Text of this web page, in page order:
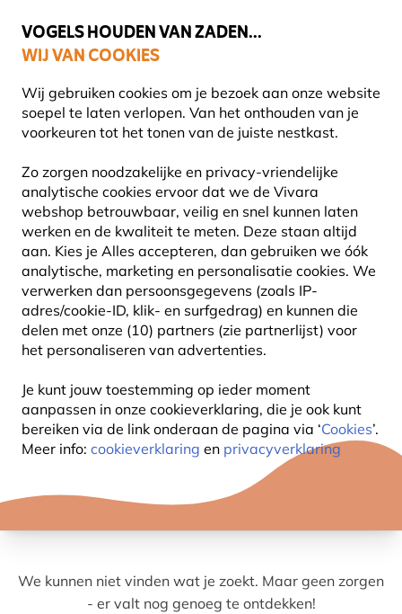
VOGELS HOUDEN VAN ZADEN...
WIJ VAN COOKIES
Wij gebruiken cookies om je bezoek aan onze website
soepel te laten verlopen. Van het onthouden van je
voorkeuren tot het tonen van de juiste nestkast.
Zo zorgen noodzakelijke en privacy-vriendelijke
analytische cookies ervoor dat we de Vivara
webshop betrouwbaar, veilig en snel kunnen laten
werken en de kwaliteit te meten. Deze staan altijd
aan. Kies je Alles accepteren, dan gebruiken we óók
analytische, marketing en personalisatie cookies. We
verwerken dan persoonsgegevens (zoals IP-
adres/cookie-ID, klik- en surfgedrag) en kunnen die
delen met onze (10) partners (zie partnerlijst) voor
het personaliseren van advertenties.
Je kunt jouw toestemming op ieder moment
aanpassen in onze cookieverklaring, die je ook kunt
bereiken via de link onderaan de pagina via ‘Cookies’.
Meer info: cookieverklaring en privacyverklaring
Uitstekend beoordeeld in 11 landen
DEZE PAGINA IS UITGEVLOGEN...
We kunnen niet vinden wat je zoekt. Maar geen zorgen
- er valt nog genoeg te ontdekken!